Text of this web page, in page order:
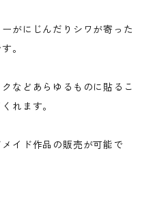
がにじんだりシワが寄った
。
などあらゆるものに貼るこ
れます。
イド作品の販売が可能で